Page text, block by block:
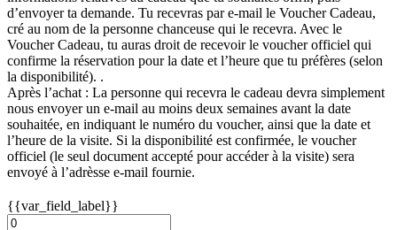
d’envoyer ta demande. Tu recevras par e-mail le Voucher Cadeau,
cré au nom de la personne chanceuse qui le recevra. Avec le
Voucher Cadeau, tu auras droit de recevoir le voucher officiel qui
confirme la réservation pour la date et l’heure que tu préfères (selon
la disponibilité). .
Après l’achat : La personne qui recevra le cadeau devra simplement
nous envoyer un e-mail au moins deux semaines avant la date
souhaitée, en indiquant le numéro du voucher, ainsi que la date et
l’heure de la visite. Si la disponibilité est confirmée, le voucher
officiel (le seul document accepté pour accéder à la visite) sera
envoyé à l’adrèsse e-mail fournie.
{{var_field_label}}